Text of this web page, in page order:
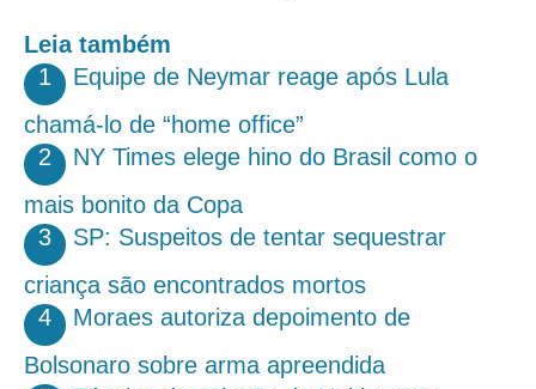
Leia também
1
Equipe de Neymar reage após Lula
chamá-lo de “home office”
2
NY Times elege hino do Brasil como o
mais bonito da Copa
3
SP: Suspeitos de tentar sequestrar
criança são encontrados mortos
4
Moraes autoriza depoimento de
Bolsonaro sobre arma apreendida